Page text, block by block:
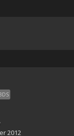
2012